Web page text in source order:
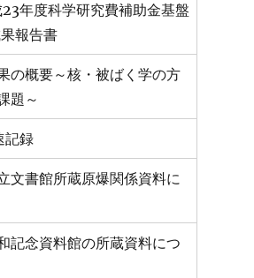
年度科学研究費補助金基盤
報告書
の概要～核・被ばく学の方
題～
録
文書館所蔵原爆関係資料に
記念資料館の所蔵資料につ